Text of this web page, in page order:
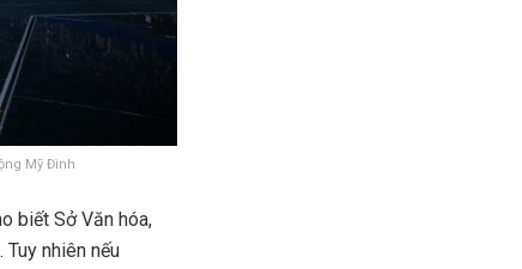
Mỹ Đình
biết Sở Văn hóa,
nhiên nếu